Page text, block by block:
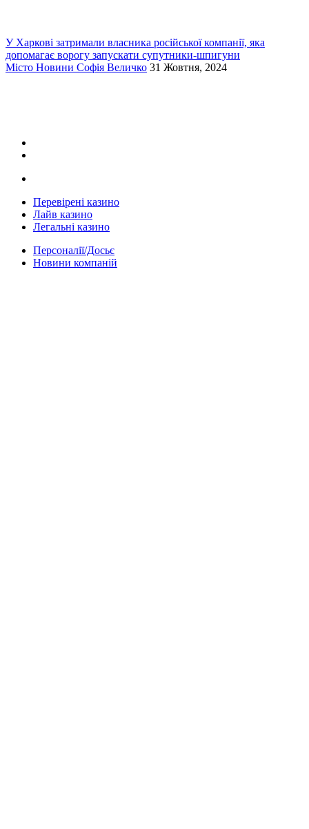
У Харкові затримали власника російської компанії, яка
допомагає ворогу запускати супутники-шпигуни
Місто Новини Софія Величко 31 Жовтня, 2024
Перевірені казино
Лайв казино
Легальні казино
Персоналії/Досьє
Новини компаній